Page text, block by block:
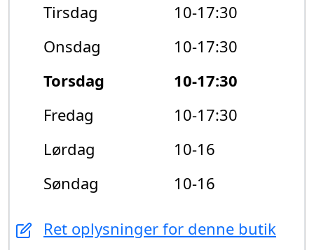
Tirsdag
10-17:30
Onsdag
10-17:30
Torsdag
10-17:30
Fredag
10-17:30
Lørdag
10-16
Søndag
10-16
Ret oplysninger for denne butik